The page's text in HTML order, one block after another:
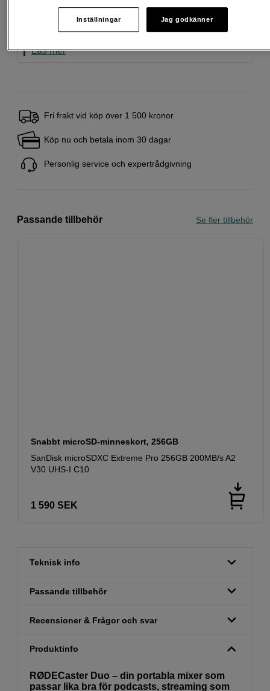
Back to Work
Den här produkten ingår i vårt Back to Work-utbud
– noggrant utvald för kreativa arbetsflöden.
Läs mer
Fri frakt vid köp över 1 500 kronor
Köp nu och betala inom 30 dagar
Personlig service och expertrådgivning
Passande tillbehör Se fler tillbehör
Snabbt microSD-minneskort, 256GB
SanDisk microSDXC Extreme Pro 256GB 200MB/s A2
V30 UHS-I C10
1 590 SEK
Teknisk info
Passande tillbehör
Recensioner & Frågor och svar
Produktinfo
RØDECaster Duo – din portabla mixer som
passar lika bra för podcasts, streaming som
Inställningar Jag godkänner